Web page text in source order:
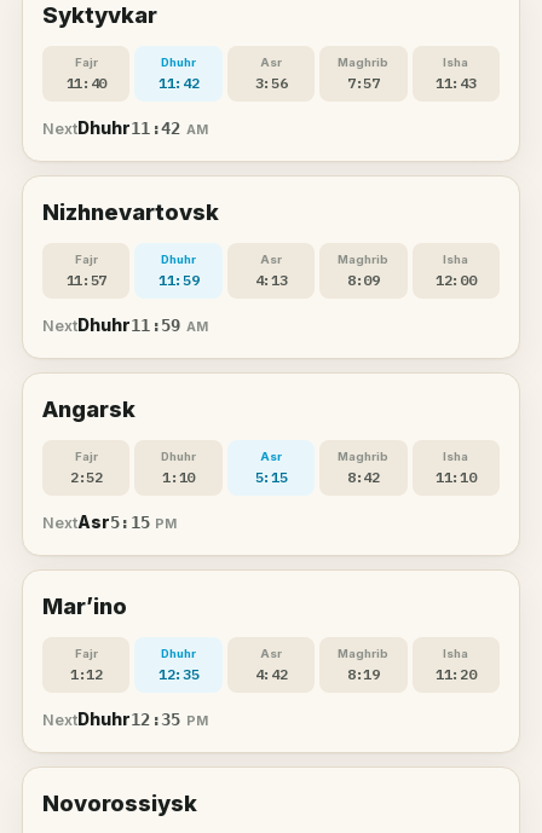
Syktyvkar
Fajr
11:40
Dhuhr
11:42
Asr
3:56
Maghrib
7:57
Isha
11:43
Next Dhuhr11:42 AM
Nizhnevartovsk
Fajr
11:57
Dhuhr
11:59
Asr
4:13
Maghrib
8:09
Isha
12:00
Next Dhuhr11:59 AM
Angarsk
Fajr
2:52
Dhuhr
1:10
Asr
5:15
Maghrib
8:42
Isha
11:10
NextAsr5:15 PM
Mar’ino
Fajr
1:12
Dhuhr
12:35
Asr
4:42
Maghrib
8:19
Isha
11:20
Next Dhuhr12:35 PM
Novorossiysk